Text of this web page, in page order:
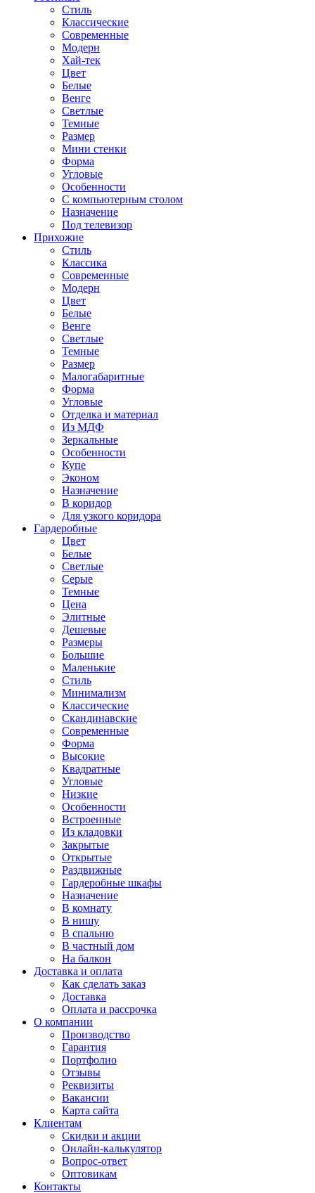
Стиль
Классические
Современные
Модерн
Хай-тек
Цвет
Белые
Венге
Светлые
Темные
Размер
Мини стенки
Форма
Угловые
Особенности
С компьютерным столом
Назначение
Под телевизор
Прихожие
Стиль
Классика
Современные
Модерн
Цвет
Белые
Венге
Светлые
Темные
Размер
Малогабаритные
Форма
Угловые
Отделка и материал
Из МДФ
Зеркальные
Особенности
Купе
Эконом
Назначение
В коридор
Для узкого коридора
Гардеробные
Цвет
Белые
Светлые
Серые
Темные
Цена
Элитные
Дешевые
Размеры
Большие
Маленькие
Стиль
Минимализм
Классические
Скандинавские
Современные
Форма
Высокие
Квадратные
Угловые
Низкие
Особенности
Встроенные
Из кладовки
Закрытые
Открытые
Раздвижные
Гардеробные шкафы
Назначение
В комнату
В нишу
В спальню
В частный дом
На балкон
Доставка и оплата
Как сделать заказ
Доставка
Оплата и рассрочка
О компании
Производство
Гарантия
Портфолио
Отзывы
Реквизиты
Вакансии
Карта сайта
Клиентам
Скидки и акции
Онлайн-калькулятор
Вопрос-ответ
Оптовикам
Контакты